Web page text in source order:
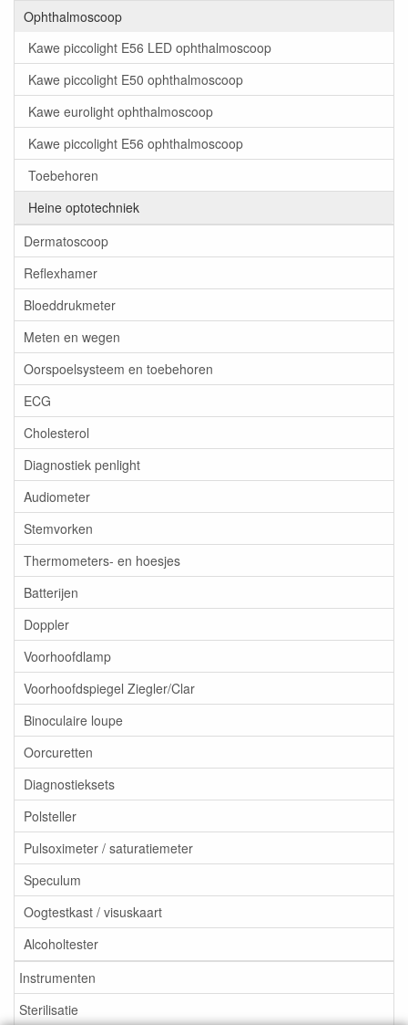
Ophthalmoscoop
Kawe piccolight E56 LED ophthalmoscoop
Kawe piccolight E50 ophthalmoscoop
Kawe eurolight ophthalmoscoop
Kawe piccolight E56 ophthalmoscoop
Toebehoren
Heine optotechniek
Dermatoscoop
Reflexhamer
Bloeddrukmeter
Meten en wegen
Oorspoelsysteem en toebehoren
ECG
Cholesterol
Diagnostiek penlight
Audiometer
Stemvorken
Thermometers- en hoesjes
Batterijen
Doppler
Voorhoofdlamp
Voorhoofdspiegel Ziegler/Clar
Binoculaire loupe
Oorcuretten
Diagnostieksets
Polsteller
Pulsoximeter / saturatiemeter
Speculum
Oogtestkast / visuskaart
Alcoholtester
Instrumenten
Sterilisatie